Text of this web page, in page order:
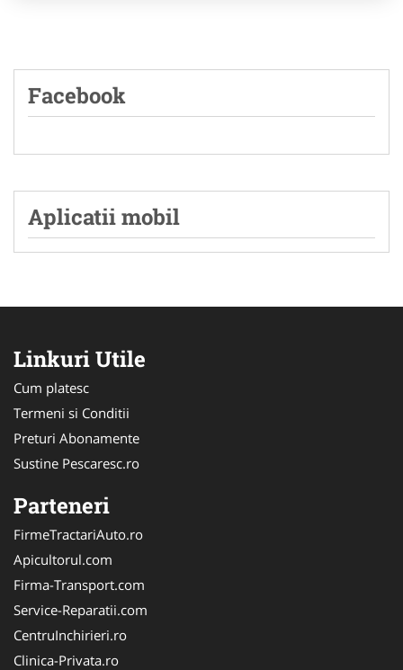
Facebook
Aplicatii mobil
Linkuri Utile
Cum platesc
Termeni si Conditii
Preturi Abonamente
Sustine Pescaresc.ro
Parteneri
FirmeTractariAuto.ro
Apicultorul.com
Firma-Transport.com
Service-Reparatii.com
CentruInchirieri.ro
Clinica-Privata.ro